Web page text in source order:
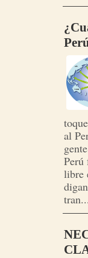
al
Perú
libre
tran...